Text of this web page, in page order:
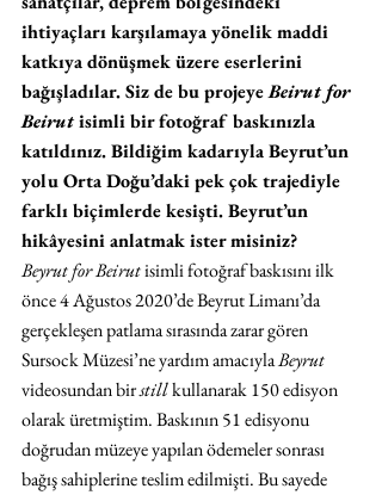
ihtiyaçları karşılamaya yönelik maddi
katkıya dönüşmek üzere eserlerini
bağışladılar. Siz de bu projeye Beirut for
Beirut isimli bir fotoğraf baskınızla
katıldınız. Bildiğim kadarıyla Beyrut’un
yolu Orta Doğu’daki pek çok trajediyle
farklı biçimlerde kesişti. Beyrut’un
hikâyesini anlatmak ister misiniz?
Beyrut for Beirut isimli fotoğraf baskısını ilk
önce 4 Ağustos 2020’de Beyrut Limanı’da
gerçekleşen patlama sırasında zarar gören
Sursock Müzesi’ne yardım amacıyla Beyrut
videosundan bir still kullanarak 150 edisyon
olarak üretmiştim. Baskının 51 edisyonu
doğrudan müzeye yapılan ödemeler sonrası
bağış sahiplerine teslim edilmişti. Bu sayede